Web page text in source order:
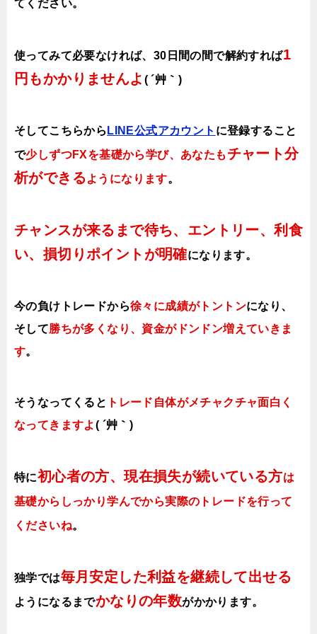
てください。
使ってみて必要なければ、30日間の間で解約すれば1
円もかかりませんよ ( ´艸｀)
そしてこちらから LINE公式アカウント に登録すること
で少しずつFXを基礎から学び、あなたも チャート分
析ができるようになります。
チャンスが来るまで待ち、エントリー、利食
い、損切りポイントが明確になります。
今の負けトレードから徐々に成績がトントンになり、
そして勝ちが多くなり、資金がドンドン増えていきま
す。
そうなってくると トレード自体がメチャクチャ面白く
なってきますよ ( ´艸｀)
特に初心者の方、現在損失が続いている方は
基礎からしっかり学んでから実際のトレードを行って
くださいね。
独学では毎月安定した利益を継続して出せる
ようになるまでかなりの年数がかかります。